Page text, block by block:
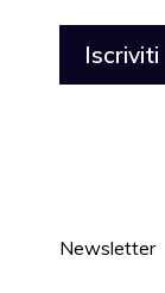
Newsletter